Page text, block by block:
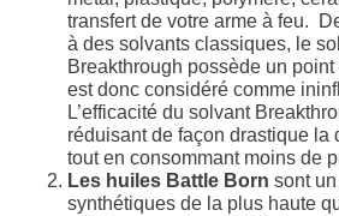
transfert de votre arme à feu.
à des solvants classiques, le
Breakthrough possède un point
est donc considéré comme
L’efficacité du solvant
réduisant de façon drastique la
tout en consommant moins de
Les huiles Battle Born sont
synthétiques de la plus haute